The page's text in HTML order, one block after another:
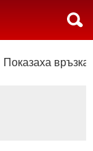
Показаха